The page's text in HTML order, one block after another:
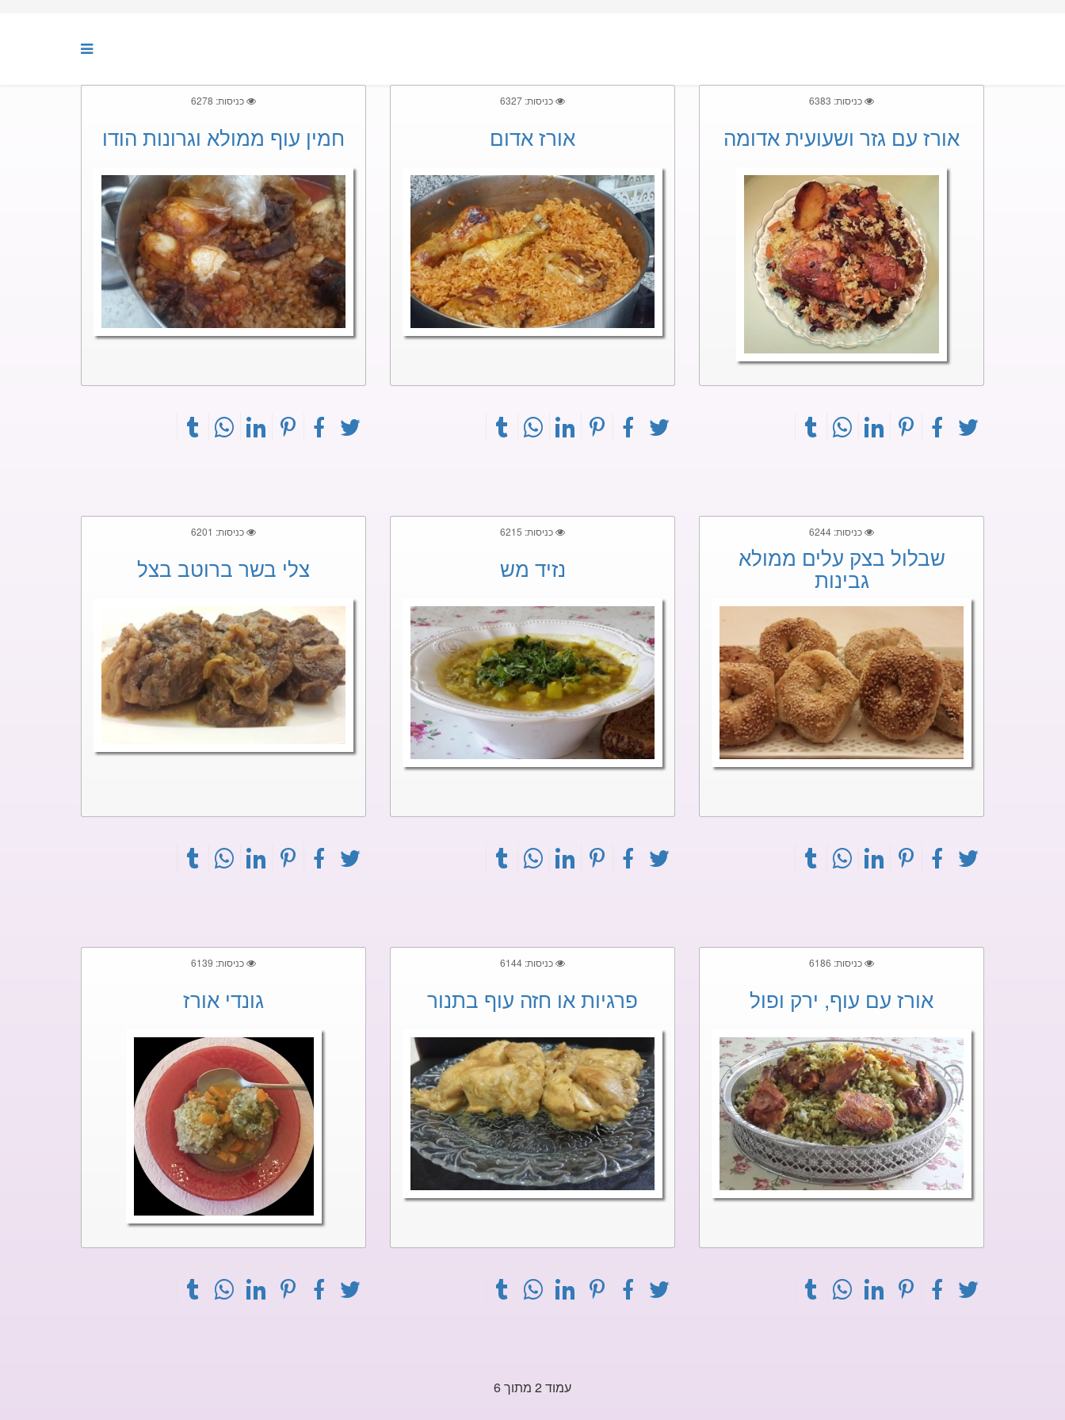
כניסות: 6383
אורז עם גזר ושעועית אדומה
כניסות: 6327
אורז אדום
כניסות: 6278
חמין עוף ממולא וגרונות הודו
כניסות: 6244
שבלול בצק עלים ממולא
גבינות
כניסות: 6215
נזיד מש
כניסות: 6201
צלי בשר ברוטב בצל
כניסות: 6186
אורז עם עוף, ירק ופול
כניסות: 6144
פרגיות או חזה עוף בתנור
כניסות: 6139
גונדי אורז
עמוד 2 מתוך 6